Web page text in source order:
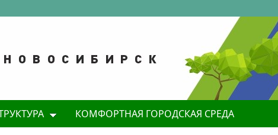
КОМФОРТНАЯ ГОРОДСКАЯ СРЕДА